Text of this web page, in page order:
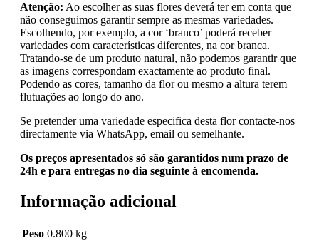
Atenção: Ao escolher as suas flores deverá ter em conta que
não conseguimos garantir sempre as mesmas variedades.
Escolhendo, por exemplo, a cor ‘branco’ poderá receber
variedades com características diferentes, na cor branca.
Tratando-se de um produto natural, não podemos garantir que
as imagens correspondam exactamente ao produto final.
Podendo as cores, tamanho da flor ou mesmo a altura terem
flutuações ao longo do ano.
Se pretender uma variedade especifica desta flor contacte-nos
directamente via WhatsApp, email ou semelhante.
Os preços apresentados só são garantidos num prazo de
24h e para entregas no dia seguinte à encomenda.
Informação adicional
Peso 0.800 kg